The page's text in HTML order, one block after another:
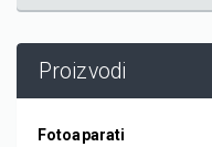
Proizvodi
Fotoaparati